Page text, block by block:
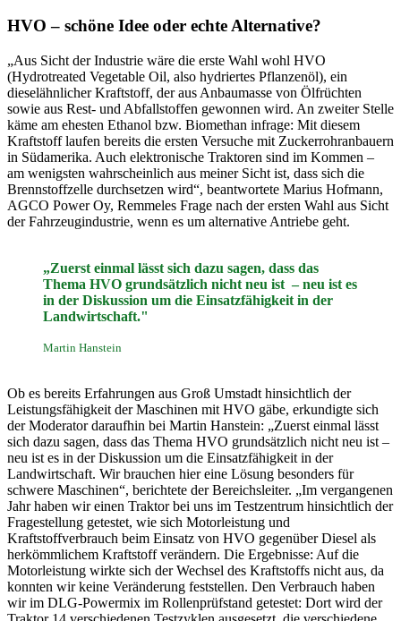
HVO – schöne Idee oder echte Alternative?
„Aus Sicht der Industrie wäre die erste Wahl wohl HVO
(Hydrotreated Vegetable Oil, also hydriertes Pflanzenöl), ein
dieselähnlicher Kraftstoff, der aus Anbaumasse von Ölfrüchten
sowie aus Rest- und Abfallstoffen gewonnen wird. An zweiter Stelle
käme am ehesten Ethanol bzw. Biomethan infrage: Mit diesem
Kraftstoff laufen bereits die ersten Versuche mit Zuckerrohranbauern
in Südamerika. Auch elektronische Traktoren sind im Kommen –
am wenigsten wahrscheinlich aus meiner Sicht ist, dass sich die
Brennstoffzelle durchsetzen wird“, beantwortete Marius Hofmann,
AGCO Power Oy, Remmeles Frage nach der ersten Wahl aus Sicht
der Fahrzeugindustrie, wenn es um alternative Antriebe geht.
„Zuerst einmal lässt sich dazu sagen, dass das
Thema HVO grundsätzlich nicht neu ist – neu ist es
in der Diskussion um die Einsatzfähigkeit in der
Landwirtschaft."
Martin Hanstein
Ob es bereits Erfahrungen aus Groß Umstadt hinsichtlich der
Leistungsfähigkeit der Maschinen mit HVO gäbe, erkundigte sich
der Moderator daraufhin bei Martin Hanstein: „Zuerst einmal lässt
sich dazu sagen, dass das Thema HVO grundsätzlich nicht neu ist –
neu ist es in der Diskussion um die Einsatzfähigkeit in der
Landwirtschaft. Wir brauchen hier eine Lösung besonders für
schwere Maschinen“, berichtete der Bereichsleiter. „Im vergangenen
Jahr haben wir einen Traktor bei uns im Testzentrum hinsichtlich der
Fragestellung getestet, wie sich Motorleistung und
Kraftstoffverbrauch beim Einsatz von HVO gegenüber Diesel als
herkömmlichem Kraftstoff verändern. Die Ergebnisse: Auf die
Motorleistung wirkte sich der Wechsel des Kraftstoffs nicht aus, da
konnten wir keine Veränderung feststellen. Den Verbrauch haben
wir im DLG-Powermix im Rollenprüfstand getestet: Dort wird der